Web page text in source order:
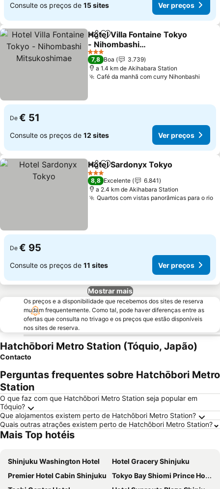
Consulte os preços de 15 sites Ver preços
PartilharAdicionar aos favoritos
Hotel Villa Fontaine Tokyo
- Nihombashi
Mitsukoshimae
3 Estrelas
7,8 Boa
3.739
a 1.4 km de Akihabara Station
Café da manhã com curry Nihonbashi
De € 51
Consulte os preços de 12 sites Ver preços
PartilharAdicionar aos favoritos
Hotel Sardonyx Tokyo
3 Estrelas
8,8 Excelente
6.841
a 2.4 km de Akihabara Station
Quartos com vistas panorâmicas para o rio
De € 95
Consulte os preços de 11 sites Ver preços
Mostrar mais
Os preços e a disponibilidade que recebemos dos sites de reserva
mudam frequentemente. Como tal, pode haver diferenças entre as
ofertas que consulta no trivago e os preços que estão disponíveis
nos sites de reserva.
Hatchōbori Metro Station (Tóquio, Japão)
Contacto
Perguntas frequentes sobre Hatchōbori Metro
Station
O que faz com que Hatchōbori Metro Station seja popular em
Tóquio?
Que alojamentos existem perto de Hatchōbori Metro Station?
Quais outras atrações existem perto de Hatchōbori Metro Station?
Mais Top hotéis
Shinjuku Washington Hotel
Hotel Gracery Shinjuku
Premier Hotel Cabin Shinjuku
Tokyo Bay Shiomi Prince Hotel